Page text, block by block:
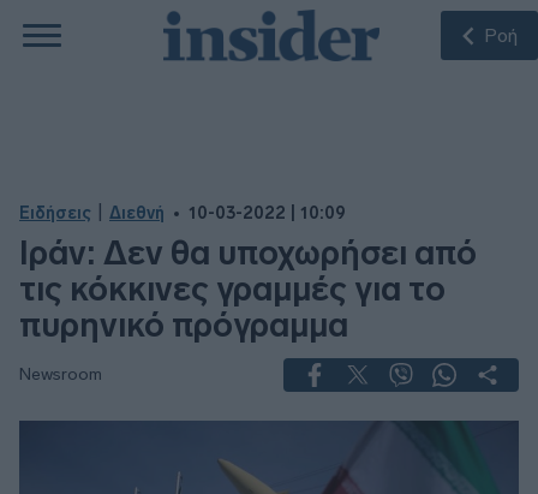
Ροή
Ειδήσεις Διεθνή 10-03-2022 | 10:09
Ιράν: Δεν θα υποχωρήσει από
τις κόκκινες γραμμές για το
πυρηνικό πρόγραμμα
Newsroom